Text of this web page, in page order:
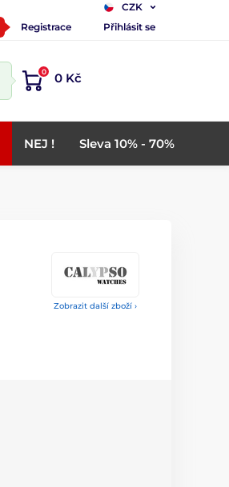
CZK
Registrace Přihlásit se
0 0 Kč
NEJ ! Sleva 10% - 70%
Zobrazit další zboží ›